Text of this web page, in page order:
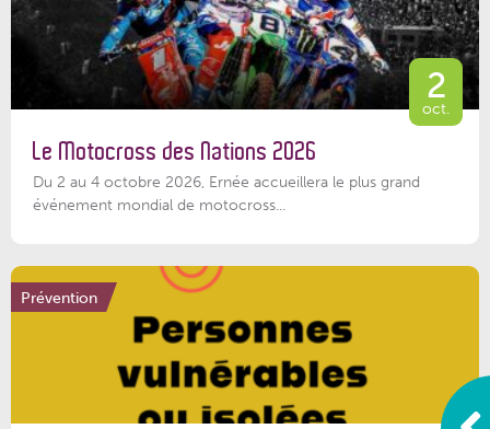
2
oct.
Le Motocross des Nations 2026
Du 2 au 4 octobre 2026, Ernée accueillera le plus grand
événement mondial de motocross...
Prévention